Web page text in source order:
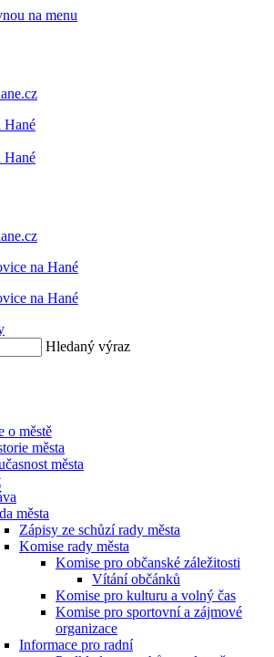
na menu
na Hané
na Hané
Hledaný výraz
o městě
města
města
města
Zápisy ze schůzí rady města
Komise rady města
Komise pro občanské záležitosti
Vítání občánků
Komise pro kulturu a volný čas
Komise pro sportovní a zájmové
organizace
Informace pro radní